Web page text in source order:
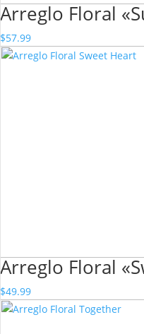
Arreglo Floral
$57.99
Arreglo Floral
$49.99